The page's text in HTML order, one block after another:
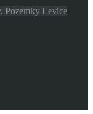
Pozemky Levice